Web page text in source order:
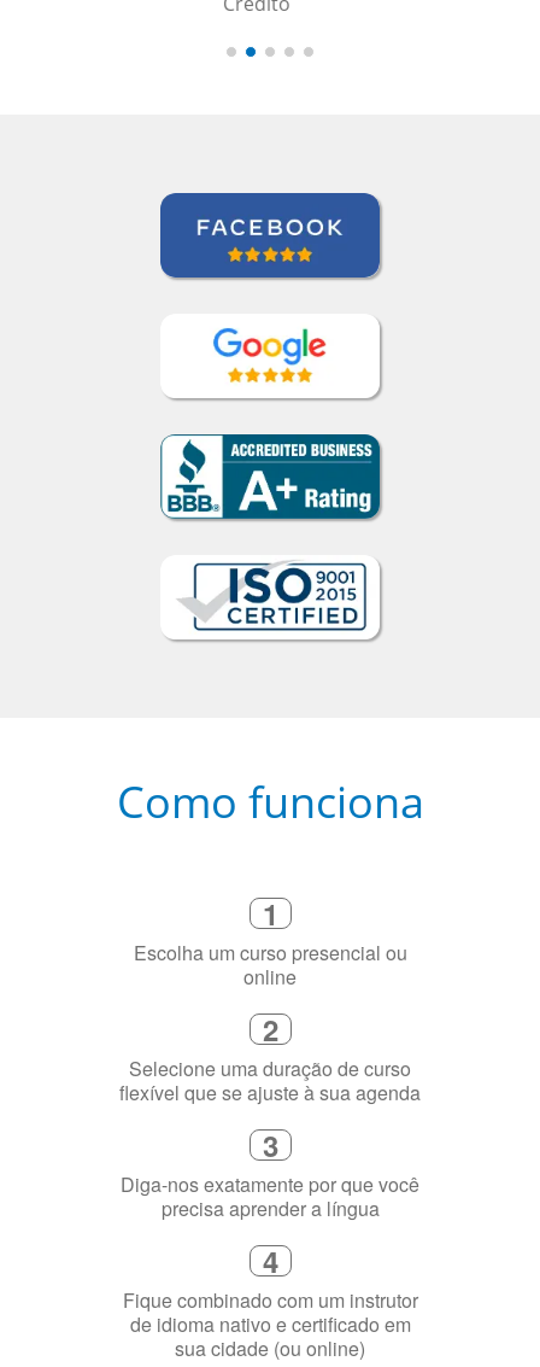
Escolha um curso presencial ou
online
2
Selecione uma duração de curso
flexível que se ajuste à sua agenda
3
Diga-nos exatamente por que você
precisa aprender a língua
4
Fique combinado com um instrutor
de idioma nativo e certificado em
sua cidade (ou online)
5